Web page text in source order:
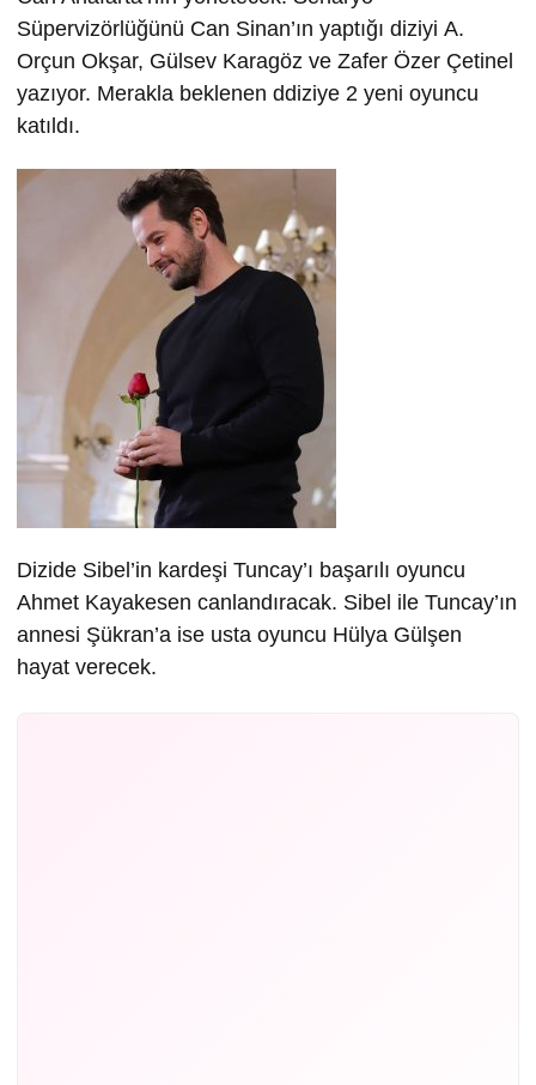
Süpervizörlüğünü Can Sinan’ın yaptığı diziyi A.
Orçun Okşar, Gülsev Karagöz ve Zafer Özer Çetinel
yazıyor. Merakla beklenen ddiziye 2 yeni oyuncu
katıldı.
Dizide Sibel’in kardeşi Tuncay’ı başarılı oyuncu
Ahmet Kayakesen canlandıracak. Sibel ile Tuncay’ın
annesi Şükran’a ise usta oyuncu Hülya Gülşen
hayat verecek.